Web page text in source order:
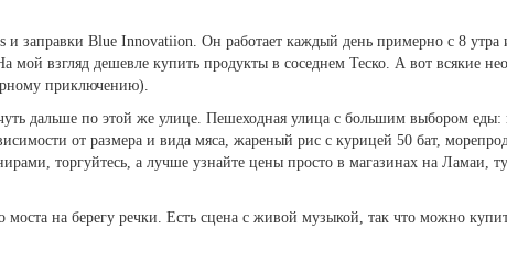
заправки Blue Innovatiion. Он работает каждый день примерно с 8 утра
взгляд дешевле купить продукты в соседнем Теско. А вот всякие
приключению).
дальше по этой же улице. Пешеходная улица с большим выбором еды:
от размера и вида мяса, жареный рис с курицей 50 бат,
торгуйтесь, а лучше узнайте цены просто в магазинах на Ламаи,
на берегу речки. Есть сцена с живой музыкой, так что можно